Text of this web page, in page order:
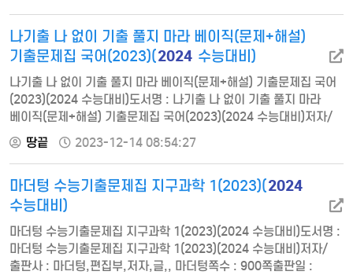
나기출 나 없이 기출 풀지 마라 베이직(문제+해설)
기출문제집 국어(2023)(2024 수능대비)
나기출 나 없이 기출 풀지 마라 베이직(문제+해설) 기출문제집 국어
(2023)(2024 수능대비)도서명 : 나기출 나 없이 기출 풀지 마라
베이직(문제+해설) 기출문제집 국어(2023)(2024 수능대비)저자/
출판사 : 전형태,저자,글,, 대성SNC쪽수 : 352쪽출판일 : 2022-
12-01ISBN : 9791188881895정가 : 15900기출문제 풀이
법운문 복합 : 15지문현대 산문 : 12지문고전 산문 : 12지문독서
part 1 : 13지문독서 part 2 : 13지문독서 part 3 : 13지문
땅끝 2023-12-14 08:54:27
마더텅 수능기출문제집 지구과학 1(2023)(2024
수능대비)
마더텅 수능기출문제집 지구과학 1(2023)(2024 수능대비)도서명 :
마더텅 수능기출문제집 지구과학 1(2023)(2024 수능대비)저자/
출판사 : 마더텅,편집부,저자,글,, 마더텅쪽수 : 900쪽출판일 :